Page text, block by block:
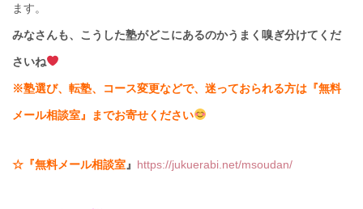
ます。
みなさんも、こうした塾がどこにあるのかうまく嗅ぎ分けてくだ
さいね
※塾選び、転塾、コース変更などで、迷っておられる方は『無料
メール相談室』までお寄せください
☆『無料メール相談室』 https://jukuerabi.net/msoudan/